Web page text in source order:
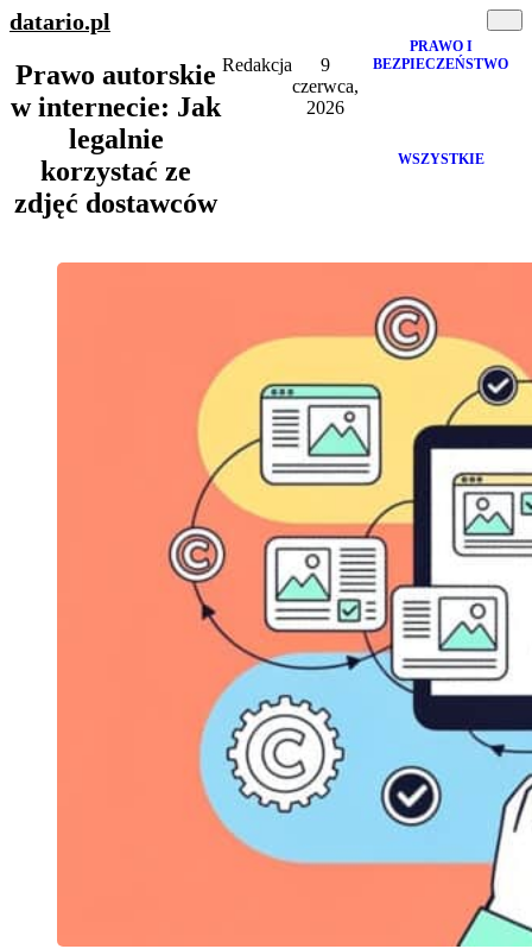
datario.pl
Prawo autorskie
w internecie: Jak
legalnie
korzystać ze
zdjęć dostawców
Redakcja
9
czerwca,
2026
PRAWO I
BEZPIECZEŃSTWO
WSZYSTKIE